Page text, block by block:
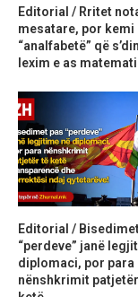
Editorial / Rritet
mesatare, por kemi
“analfabetë” që
lexim e as
Editorial /
“perdeve” janë
diplomaci, por para
nënshkrimit